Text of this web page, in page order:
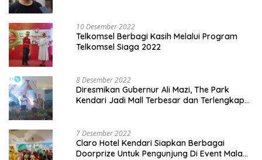
10 Desember 2022
Telkomsel Berbagi Kasih Melalui Program
Telkomsel Siaga 2022
8 Desember 2022
Diresmikan Gubernur Ali Mazi, The Park
Kendari Jadi Mall Terbesar dan Terlengkap
7 Desember 2022
Claro Hotel Kendari Siapkan Berbagai
Doorprize Untuk Pengunjung Di Event Malam